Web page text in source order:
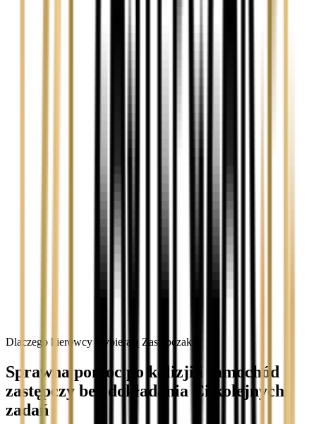
Dlaczego kierowcy wybierają Zastępczak?
Sprawna pomoc po kolizji i samochód
zastępczy bez dokładania Ci kolejnych
zadań